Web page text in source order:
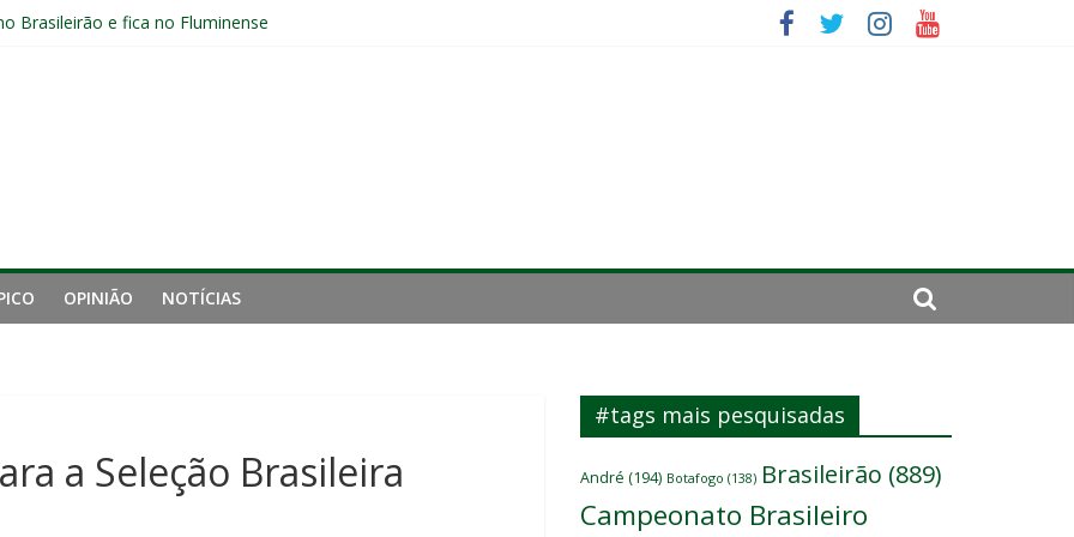
Fluminense e pede virada de chave pós-eliminação: “Temos que virar a página”
contra o Botafogo e mira decisão: “Terça-feira é o mais importante”
empata com o Botafogo no Nilton Santos
OPINIÃO NOTÍCIAS
a Seleção Brasileira
#tags mais pesquisadas
André (194) Botafogo (138) Brasileirão (889)
Campeonato Brasileiro